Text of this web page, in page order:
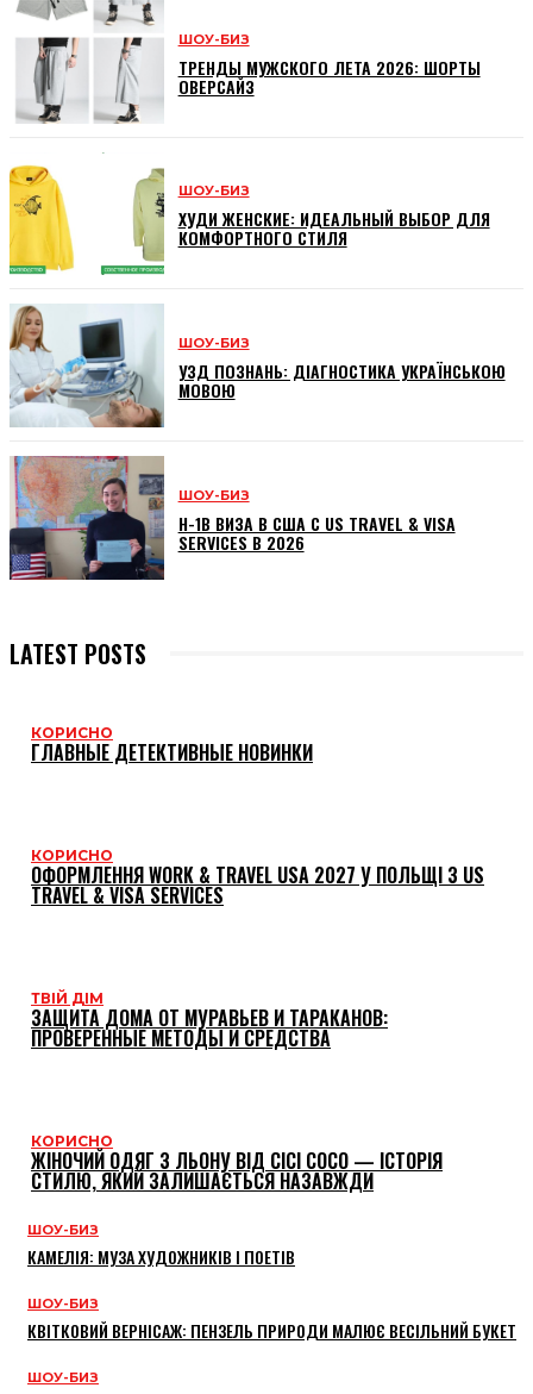
ШОУ-БИЗ
ТРЕНДЫ МУЖСКОГО ЛЕТА 2026: ШОРТЫ
ОВЕРСАЙЗ
ШОУ-БИЗ
ХУДИ ЖЕНСКИЕ: ИДЕАЛЬНЫЙ ВЫБОР ДЛЯ
КОМФОРТНОГО СТИЛЯ
ШОУ-БИЗ
УЗД ПОЗНАНЬ: ДІАГНОСТИКА УКРАЇНСЬКОЮ
МОВОЮ
ШОУ-БИЗ
H-1B ВИЗА В США С US TRAVEL & VISA
SERVICES В 2026
LATEST POSTS
КОРИСНО
ГЛАВНЫЕ ДЕТЕКТИВНЫЕ НОВИНКИ
КОРИСНО
ОФОРМЛЕННЯ WORK & TRAVEL USA 2027 У ПОЛЬЩІ З US
TRAVEL & VISA SERVICES
ТВІЙ ДІМ
ЗАЩИТА ДОМА ОТ МУРАВЬЕВ И ТАРАКАНОВ:
ПРОВЕРЕННЫЕ МЕТОДЫ И СРЕДСТВА
КОРИСНО
ЖІНОЧИЙ ОДЯГ З ЛЬОНУ ВІД CICI COCO — ІСТОРІЯ
СТИЛЮ, ЯКИЙ ЗАЛИШАЄТЬСЯ НАЗАВЖДИ
ШОУ-БИЗ
КАМЕЛІЯ: МУЗА ХУДОЖНИКІВ І ПОЕТІВ
ШОУ-БИЗ
КВІТКОВИЙ ВЕРНІСАЖ: ПЕНЗЕЛЬ ПРИРОДИ МАЛЮЄ ВЕСІЛЬНИЙ БУКЕТ
ШОУ-БИЗ